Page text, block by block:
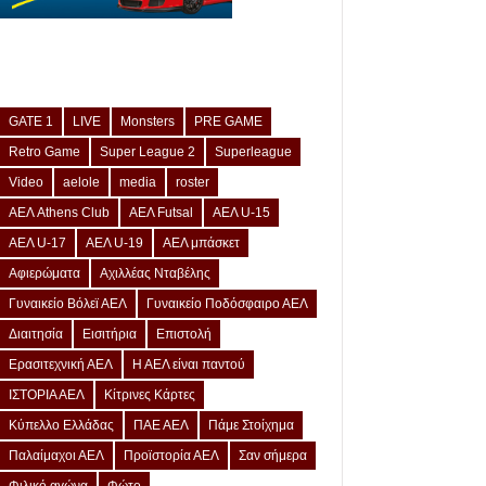
GATE 1 LIVE Monsters
PRE GAME
Retro Game
Super League 2
Superleague
Video
aelole media
roster
ΑΕΛ Athens Club
ΑΕΛ Futsal
ΑΕΛ U-15
ΑΕΛ U-17
ΑΕΛ U-19
ΑΕΛ μπάσκετ
Αφιερώματα
Αχιλλέας Νταβέλης
Γυναικείο Βόλεϊ ΑΕΛ
Γυναικείο Ποδόσφαιρο ΑΕΛ
Διαιτησία
Εισιτήρια
Επιστολή
Ερασιτεχνική ΑΕΛ
Η ΑΕΛ είναι παντού
ΙΣΤΟΡΙΑ ΑΕΛ
Κίτρινες Κάρτες
Κύπελλο Ελλάδας
ΠΑΕ ΑΕΛ
Πάμε Στοίχημα
Παλαίμαχοι ΑΕΛ
Προϊστορία ΑΕΛ
Σαν σήμερα